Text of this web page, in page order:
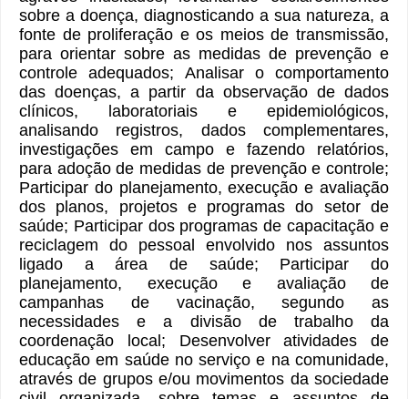
sobre a doença, diagnosticando a sua natureza, a
fonte de proliferação e os meios de transmissão,
para orientar sobre as medidas de prevenção e
controle adequados; Analisar o comportamento
das doenças, a partir da observação de dados
clínicos, laboratoriais e epidemiológicos,
analisando registros, dados complementares,
investigações em campo e fazendo relatórios,
para adoção de medidas de prevenção e controle;
Participar do planejamento, execução e avaliação
dos planos, projetos e programas do setor de
saúde; Participar dos programas de capacitação e
reciclagem do pessoal envolvido nos assuntos
ligado a área de saúde; Participar do
planejamento, execução e avaliação de
campanhas de vacinação, segundo as
necessidades e a divisão de trabalho da
coordenação local; Desenvolver atividades de
educação em saúde no serviço e na comunidade,
através de grupos e/ou movimentos da sociedade